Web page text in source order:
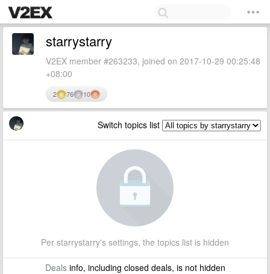
starrystarry
V2EX member #263233, joined on 2017-10-29 00:25:48
+08:00
2 76 10
Switch topics list
Per starrystarry's settings, the topics list is hidden
Dealsinfo, including closed deals, is not hidden